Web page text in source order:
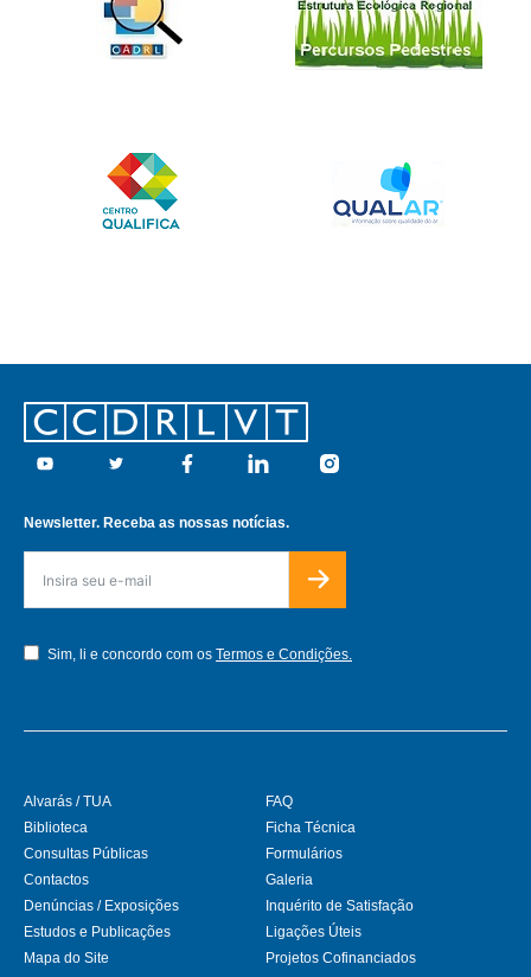
Footer
Youtube Twitter Facebook Linkedin Instagram
Newsletter. Receba as nossas notícias.
Sim, li e concordo com os Termos e Condições.
Alvarás / TUA
Biblioteca
Consultas Públicas
Contactos
Denúncias / Exposições
Estudos e Publicações
FAQ
Ficha Técnica
Formulários
Galeria
Inquérito de Satisfação
Ligações Úteis
Mapa do Site
Projetos Cofinanciados